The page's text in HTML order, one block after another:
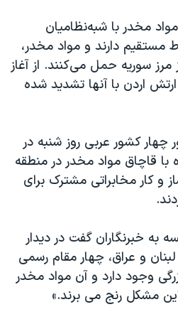
صلح
«سی‌پک»
مخدر با شبه‌نظامیان
مستقیم دارند و مواد مخدر،
مرز سوریه حمل می‌کنند. از آغاز
اردن با آنها تشدید شده
کشور عربی روز شنبه در
با قاچاق مواد مخدر در منطقه
و کار مخابراتی مشترک برای
به خبرنگاران گفت در دیدار
لبنان و عراق، چهار مقام رسمی
وجود دارد و آن مواد مخدر
مشکل رنج می برند.»